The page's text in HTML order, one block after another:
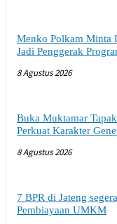
Menko Polkam Minta
Jadi Penggerak
8 Agustus 2026
Buka Muktamar
Perkuat Karakter
8 Agustus 2026
7 BPR di Jateng
Pembiayaan UMKM